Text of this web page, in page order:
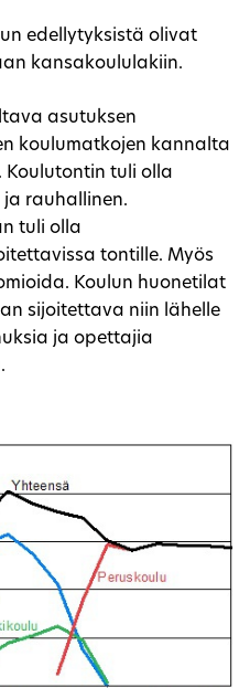
edellytyksistä olivat
kansakoululakiin.
asutuksen
koulumatkojen kannalta
Koulutontin tuli olla
ja rauhallinen.
tuli olla
tontille. Myös
Koulun huonetilat
sijoitettava niin lähelle
ja opettajia